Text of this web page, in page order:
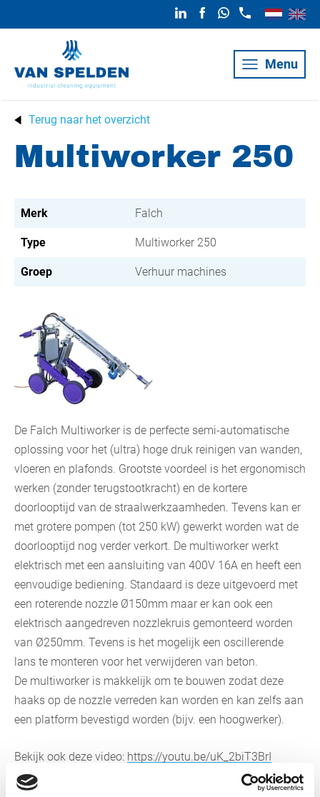
Menu
Terug naar het overzicht
Multiworker 250
Merk Falch
Type Multiworker 250
Groep Verhuur machines
De Falch Multiworker is de perfecte semi-automatische
oplossing voor het (ultra) hoge druk reinigen van wanden,
vloeren en plafonds. Grootste voordeel is het ergonomisch
werken (zonder terugstootkracht) en de kortere
doorlooptijd van de straalwerkzaamheden. Tevens kan er
met grotere pompen (tot 250 kW) gewerkt worden wat de
doorlooptijd nog verder verkort. De multiworker werkt
elektrisch met een aansluiting van 400V 16A en heeft een
eenvoudige bediening. Standaard is deze uitgevoerd met
een roterende nozzle Ø150mm maar er kan ook een
elektrisch aangedreven nozzlekruis gemonteerd worden
van Ø250mm. Tevens is het mogelijk een oscillerende
lans te monteren voor het verwijderen van beton.
De multiworker is makkelijk om te bouwen zodat deze
haaks op de nozzle verreden kan worden en kan zelfs aan
een platform bevestigd worden (bijv. een hoogwerker).
Bekijk ook deze video: https://youtu.be/uK_2biT3BrI